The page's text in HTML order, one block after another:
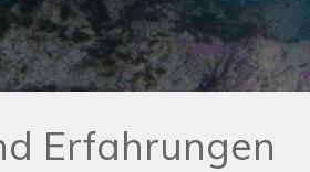
Erfahrungen